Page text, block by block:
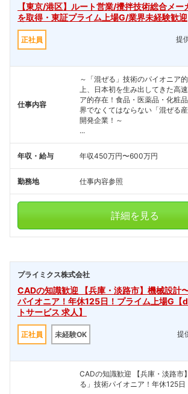
【東京/港区】ルート営業/攪拌技術総合メ
を取得・東証プライム上場G/業界未経験歓迎
正社員
提
仕事内容
～「混ぜる」技術のパイオニア
上、日本初を生み出してきた高
ア的存在！食品・医薬品・化粧
界でなくてはならない「混ぜる
開発企業！～
...
年収・給与 年収450万円〜600万円
勤務地 仕事内容参照
詳細を見る
プライミクス株式会社
CADの知識歓迎 【兵庫・淡路市】機械設計
パイオニア！年休125日！プライム上場G【
トサービス 求人】
正社員 未経験OK
提
CADの知識歓迎 【兵庫・淡路市
る」技術パイオニア！年休125